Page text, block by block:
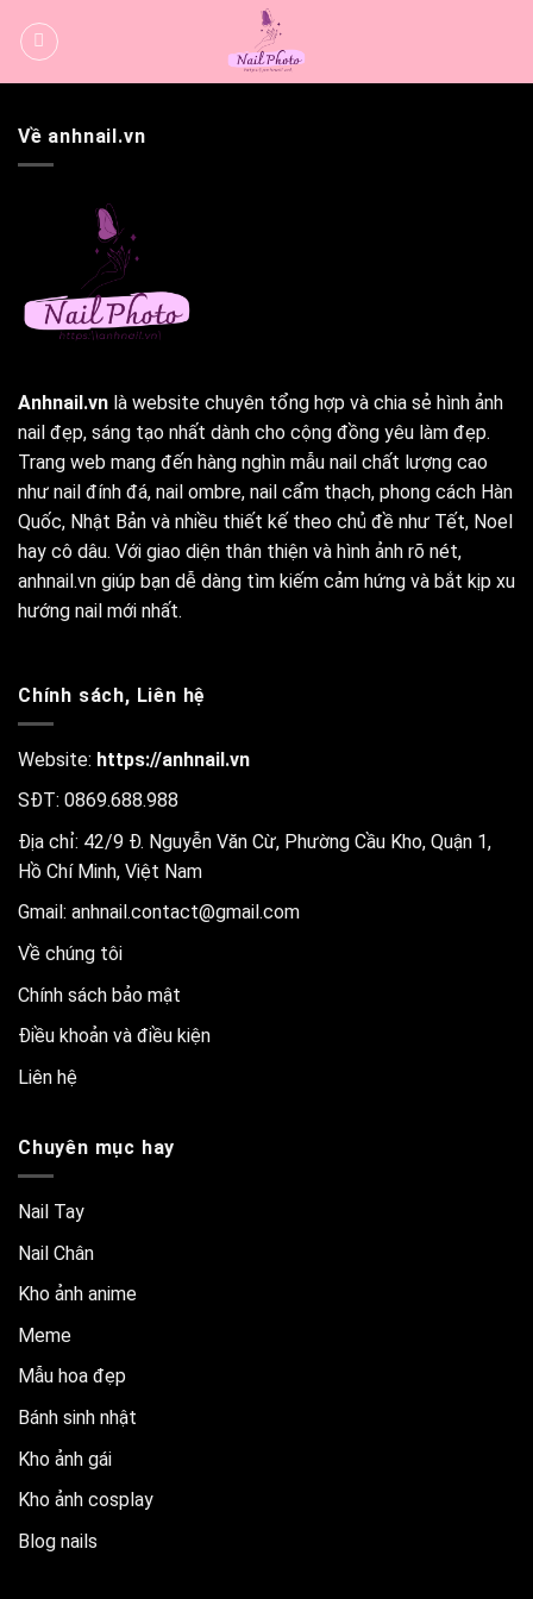
qua
Về anhnail.vn
Anhnail.vn là website chuyên tổng hợp và chia sẻ hình ảnh
nail đẹp, sáng tạo nhất dành cho cộng đồng yêu làm đẹp.
Trang web mang đến hàng nghìn mẫu nail chất lượng cao
như nail đính đá, nail ombre, nail cẩm thạch, phong cách Hàn
Quốc, Nhật Bản và nhiều thiết kế theo chủ đề như Tết, Noel
hay cô dâu. Với giao diện thân thiện và hình ảnh rõ nét,
anhnail.vn giúp bạn dễ dàng tìm kiếm cảm hứng và bắt kịp xu
hướng nail mới nhất.
Chính sách, Liên hệ
Website: https://anhnail.vn
SĐT: 0869.688.988
Địa chỉ: 42/9 Đ. Nguyễn Văn Cừ, Phường Cầu Kho, Quận 1,
Hồ Chí Minh, Việt Nam
Gmail: anhnail.contact@gmail.com
Về chúng tôi
Chính sách bảo mật
Điều khoản và điều kiện
Liên hệ
Chuyên mục hay
Nail Tay
Nail Chân
Kho ảnh anime
Meme
Mẫu hoa đẹp
Bánh sinh nhật
Kho ảnh gái
Kho ảnh cosplay
Blog nails